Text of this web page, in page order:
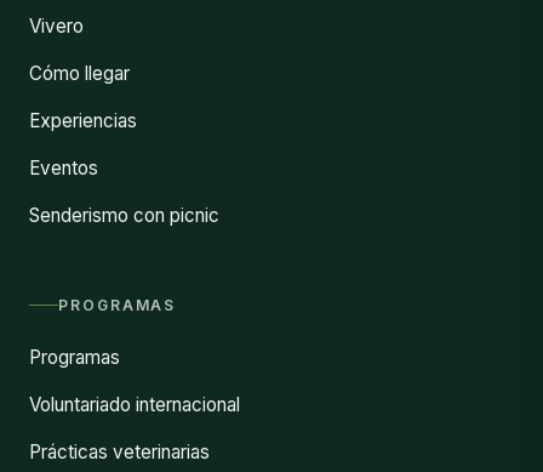
Vivero
Cómo llegar
Experiencias
Eventos
Senderismo con picnic
PROGRAMAS
Programas
Voluntariado internacional
Prácticas veterinarias